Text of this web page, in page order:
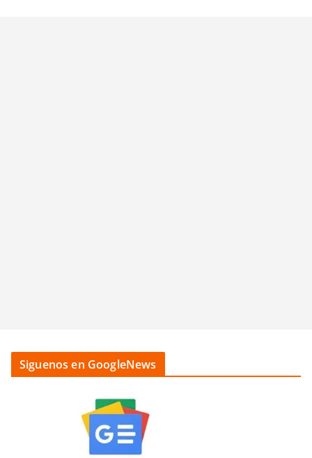
Siguenos en GoogleNews